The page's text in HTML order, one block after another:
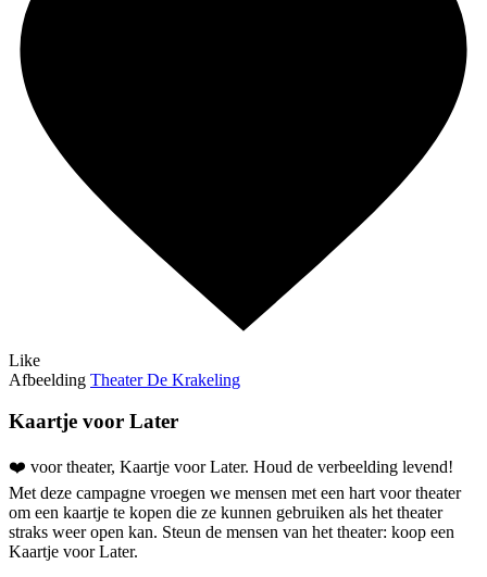
Like
Afbeelding Theater De Krakeling
Kaartje voor Later
❤️ voor theater, Kaartje voor Later. Houd de verbeelding levend!
Met deze campagne vroegen we mensen met een hart voor theater
om een kaartje te kopen die ze kunnen gebruiken als het theater
straks weer open kan. Steun de mensen van het theater: koop een
Kaartje voor Later.